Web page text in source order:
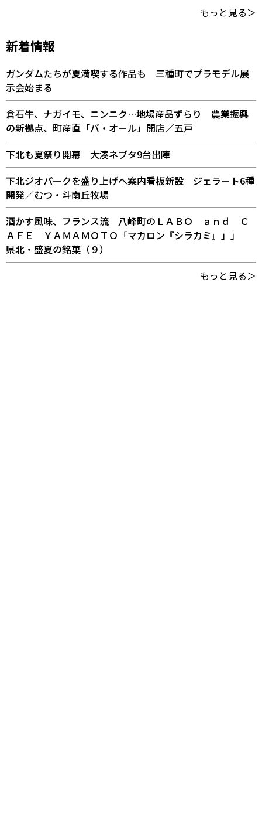
もっと見る＞
新着情報
ガンダムたちが夏満喫する作品も 三種町でプラモデル展
示会始まる
倉石牛、ナガイモ、ニンニク…地場産品ずらり 農業振興
の新拠点、町産直「バ・オール」開店／五戸
下北も夏祭り開幕 大湊ネブタ9台出陣
下北ジオパークを盛り上げへ案内看板新設 ジェラート6種
開発／むつ・斗南丘牧場
酒かす風味、フランス流 八峰町のＬＡＢＯ ａｎｄ Ｃ
ＡＦＥ ＹＡＭＡＭＯＴＯ「マカロン『シラカミ』」」
県北・盛夏の銘菓（９）
もっと見る＞